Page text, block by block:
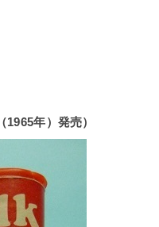
年）発売）